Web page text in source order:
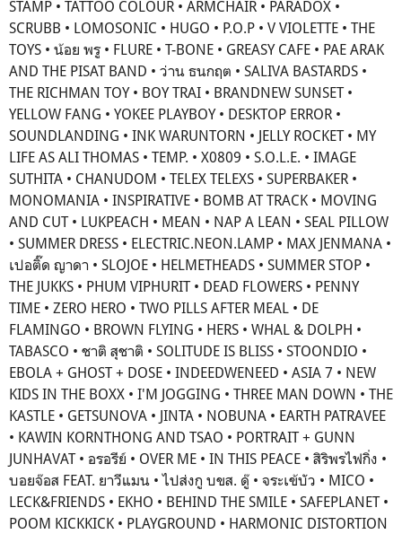
STAMP • TATTOO COLOUR • ARMCHAIR • PARADOX •
SCRUBB • LOMOSONIC • HUGO • P.O.P • V VIOLETTE • THE
TOYS • น้อย พรู • FLURE • T-BONE • GREASY CAFE • PAE ARAK
AND THE PISAT BAND • ว่าน ธนกฤต • SALIVA BASTARDS •
THE RICHMAN TOY • BOY TRAI • BRANDNEW SUNSET •
YELLOW FANG • YOKEE PLAYBOY • DESKTOP ERROR •
SOUNDLANDING • INK WARUNTORN • JELLY ROCKET • MY
LIFE AS ALI THOMAS • TEMP. • X0809 • S.O.L.E. • IMAGE
SUTHITA • CHANUDOM • TELEX TELEXS • SUPERBAKER •
MONOMANIA • INSPIRATIVE • BOMB AT TRACK • MOVING
AND CUT • LUKPEACH • MEAN • NAP A LEAN • SEAL PILLOW
• SUMMER DRESS • ELECTRIC.NEON.LAMP • MAX JENMANA •
เปอติ๊ด ญาดา • SLOJOE • HELMETHEADS • SUMMER STOP •
THE JUKKS • PHUM VIPHURIT • DEAD FLOWERS • PENNY
TIME • ZERO HERO • TWO PILLS AFTER MEAL • DE
FLAMINGO • BROWN FLYING • HERS • WHAL & DOLPH •
TABASCO • ชาติ สุชาติ • SOLITUDE IS BLISS • STOONDIO •
EBOLA + GHOST + DOSE • INDEEDWENEED • ASIA 7 • NEW
KIDS IN THE BOXX • I'M JOGGING • THREE MAN DOWN • THE
KASTLE • GETSUNOVA • JINTA • NOBUNA • EARTH PATRAVEE
• KAWIN KORNTHONG AND TSAO • PORTRAIT + GUNN
JUNHAVAT • อรอรีย์ • OVER ME • IN THIS PEACE • สิริพรไฟกิ่ง •
บอยจ๊อส FEAT. ยาวีแมน • ไปส่งกู บขส. ดู๊ • จระเข้บัว • MICO •
LECK&FRIENDS • EKHO • BEHIND THE SMILE • SAFEPLANET •
POOM KICKKICK • PLAYGROUND • HARMONIC DISTORTION